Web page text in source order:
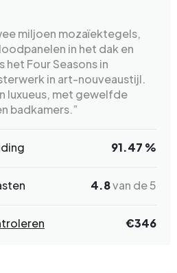
miljoen mozaïektegels,
in het dak en
Four Seasons in
in art-nouveaustijl.
luxueus, met gewelfde
badkamers.”
91.47 %
4.8van de 5
€346